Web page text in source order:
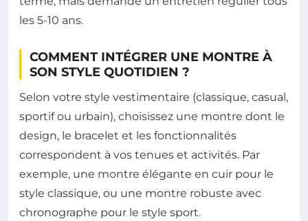
les 5-10 ans.
COMMENT INTÉGRER UNE MONTRE À
SON STYLE QUOTIDIEN ?
Selon votre style vestimentaire (classique, casual,
sportif ou urbain), choisissez une montre dont le
design, le bracelet et les fonctionnalités
correspondent à vos tenues et activités. Par
exemple, une montre élégante en cuir pour le
style classique, ou une montre robuste avec
chronographe pour le style sport.